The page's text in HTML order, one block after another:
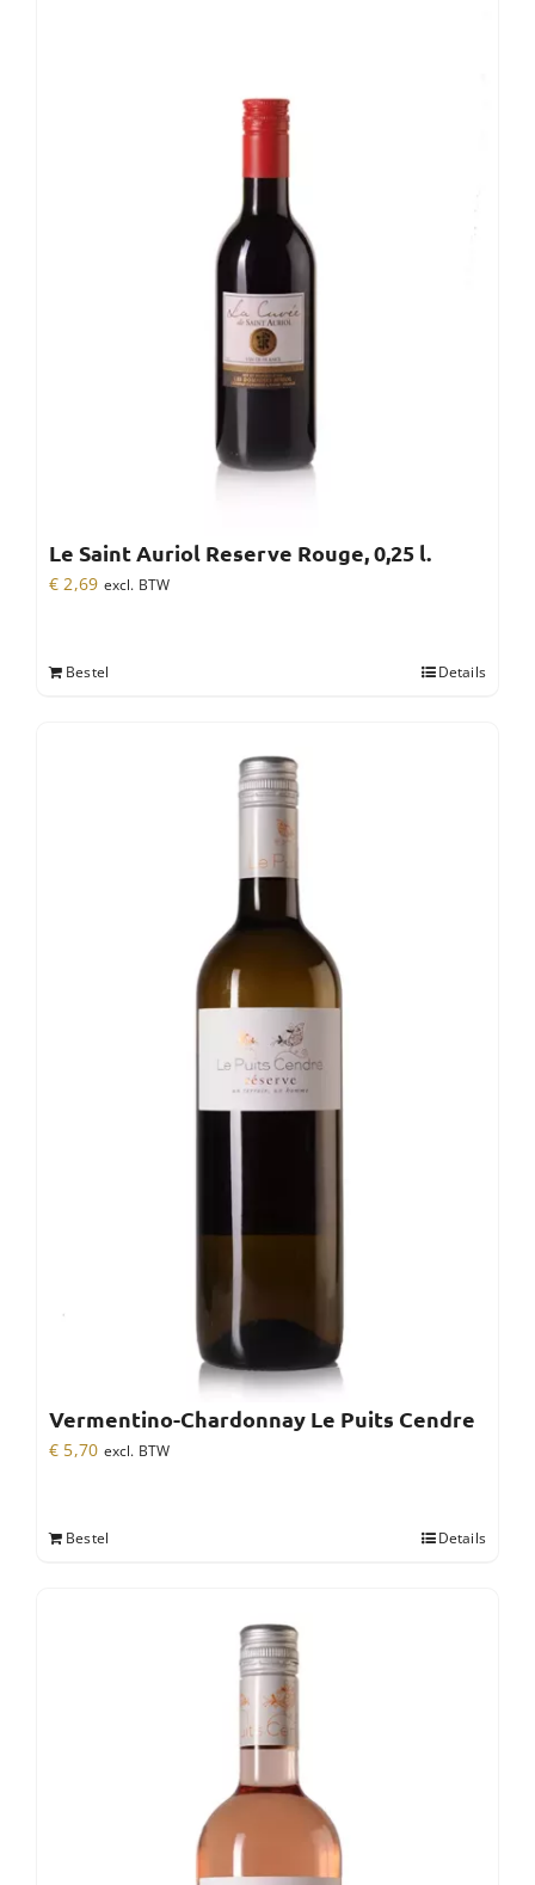
Le Saint Auriol Reserve Rouge, 0,25 l.
€ 2,69 excl. BTW
Bestel Details
Vermentino-Chardonnay Le Puits Cendre
€ 5,70 excl. BTW
Bestel Details